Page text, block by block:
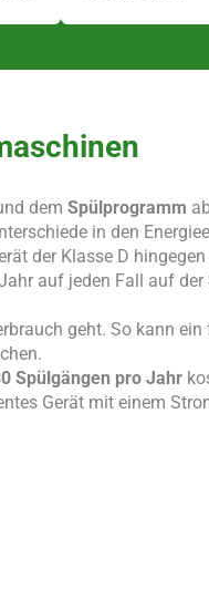
dem Spülprogramm
in den
der Klasse D
auf jeden Fall auf der
geht. So kann
Spülgängen pro Jahr
Gerät mit einem